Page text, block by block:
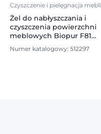
Czyszczenie i pielęgnacja mebli
Żel do nabłyszczania i
czyszczenia powierzchni
meblowych Biopur F812,
1l
Numer katalogowy: 512297